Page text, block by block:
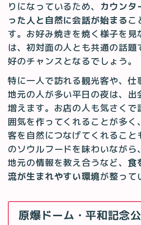
りになっているため、 カウンタ
った人と自然に会話が始まる こ
す。お好み焼きを焼く様子を見
は、初対面の人とも共通の話題
好のチャンスとなるでしょう。
特に一人で訪れる観光客や、仕
地元の人が多い平日の夜は、出
増えます。お店の人も気さくで
囲気を作ってくれることが多く
客を自然につなげてくれること
のソウルフードを味わいながら
地元の情報を教え合うなど、 食
流が生まれやすい環境が整って
原爆ドーム・平和記念